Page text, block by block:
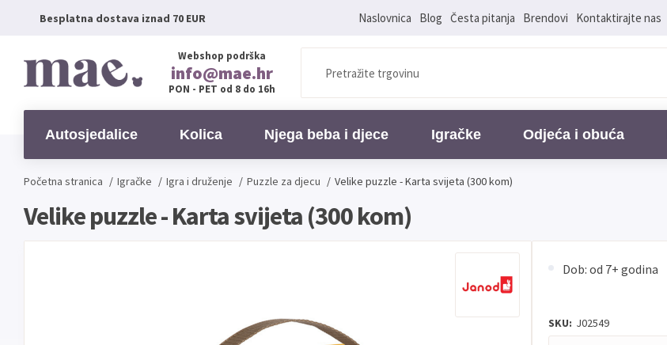
Besplatna dostava iznad 70 EUR Naslovnica Blog Česta pitanja Brendovi Kontaktirajte nas
Webshop podrška
info@mae.hr
PON - PET od 8 do 16h
Autosjedalice Kolica Njega beba i djece Igračke Odjeća i obuća
Početna stranica / Igračke / Igra i druženje / Puzzle za djecu / Velike puzzle - Karta svijeta (300 kom)
Velike puzzle - Karta svijeta (300 kom)
Dob: od 7+ godina
SKU: J02549